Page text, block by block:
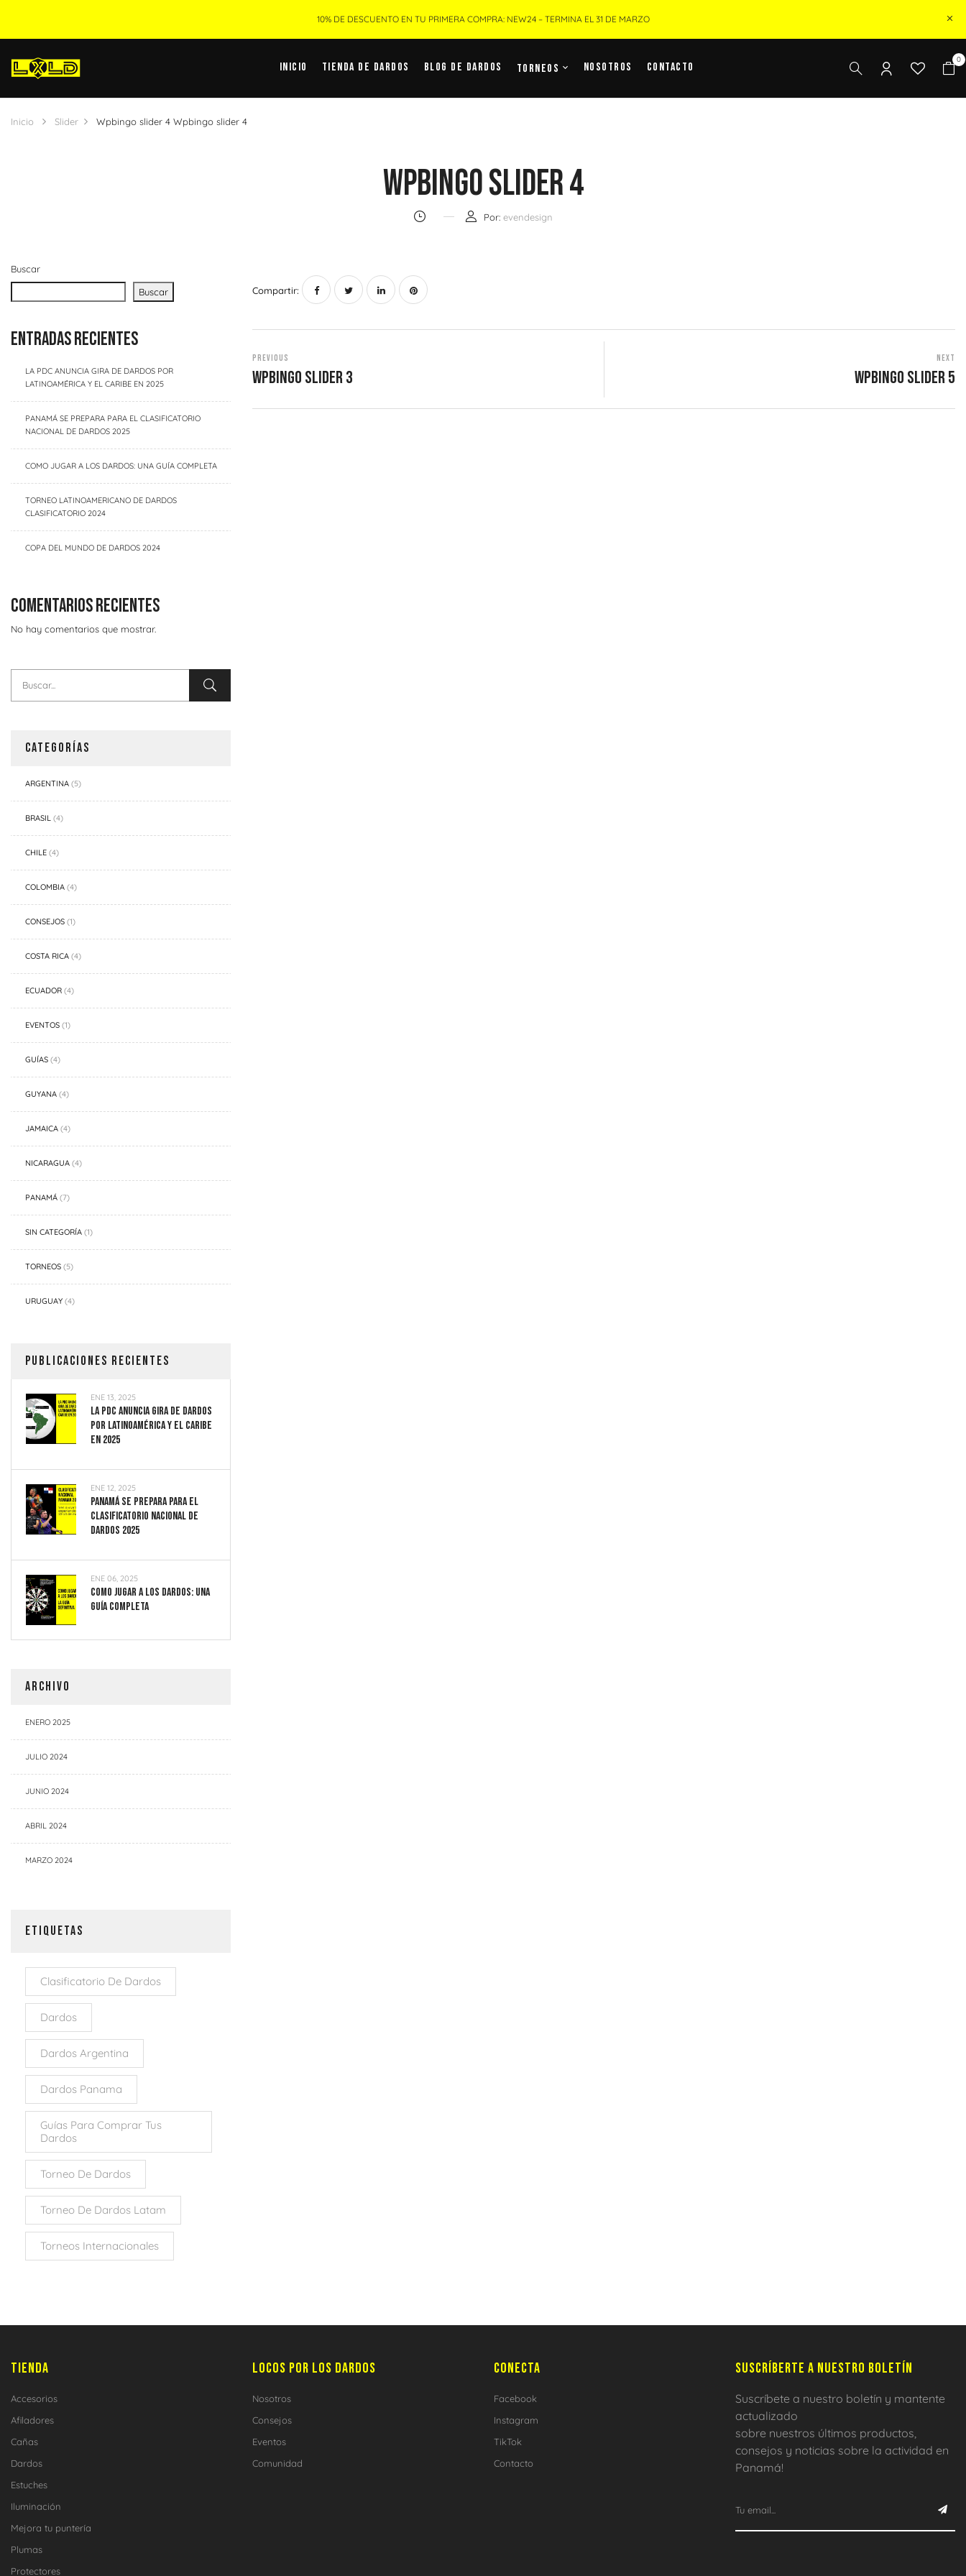
10% DE DESCUENTO EN TU PRIMERA COMPRA: NEW24 – TERMINA EL 31 DE MARZO
Inicio Tienda De Dardos Blog De Dardos Torneos Nosotros Contacto
0
Inicio Slider Wpbingo slider 4 Wpbingo slider 4
Wpbingo Slider 4
Por: evendesign
Buscar
Buscar
Entradas recientes
LA PDC ANUNCIA GIRA DE DARDOS POR
LATINOAMÉRICA Y EL CARIBE EN 2025
PANAMÁ SE PREPARA PARA EL CLASIFICATORIO
NACIONAL DE DARDOS 2025
COMO JUGAR A LOS DARDOS: UNA GUÍA COMPLETA
TORNEO LATINOAMERICANO DE DARDOS
CLASIFICATORIO 2024
COPA DEL MUNDO DE DARDOS 2024
Comentarios recientes
No hay comentarios que mostrar.
CATEGORÍAS
ARGENTINA (5)
BRASIL (4)
CHILE (4)
COLOMBIA (4)
CONSEJOS (1)
COSTA RICA (4)
ECUADOR (4)
EVENTOS (1)
GUÍAS (4)
GUYANA (4)
JAMAICA (4)
NICARAGUA (4)
PANAMÁ (7)
SIN CATEGORÍA (1)
TORNEOS (5)
URUGUAY (4)
PUBLICACIONES RECIENTES
ENE 13, 2025
La PDC Anuncia Gira De Dardos
Por Latinoamérica Y El Caribe
En 2025
ENE 12, 2025
Panamá Se Prepara Para El
Clasificatorio Nacional De
Dardos 2025
ENE 06, 2025
Como Jugar A Los Dardos: Una
Guía Completa
ARCHIVO
ENERO 2025
JULIO 2024
JUNIO 2024
ABRIL 2024
MARZO 2024
ETIQUETAS
Clasificatorio De Dardos
Dardos
Dardos Argentina
Dardos Panama
Guías Para Comprar Tus
Dardos
Torneo De Dardos
Torneo De Dardos Latam
Torneos Internacionales
Compartir:
Previous
Wpbingo Slider 3
Next
Wpbingo Slider 5
TIENDA
Accesorios
Afiladores
Cañas
Dardos
Estuches
Iluminación
Mejora tu puntería
Plumas
Protectores
LOCOS POR LOS DARDOS
Nosotros
Consejos
Eventos
Comunidad
CONECTA
Facebook
Instagram
TikTok
Contacto
SUSCRÍBERTE A NUESTRO BOLETÍN
Suscríbete a nuestro boletín y mantente
actualizado
sobre nuestros últimos productos,
consejos y noticias sobre la actividad en
Panamá!